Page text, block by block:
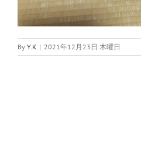
By Y.K | 2021年12月23日 木曜日